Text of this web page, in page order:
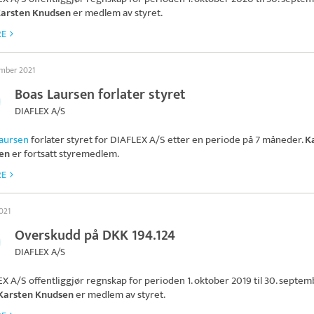
Knudsener medlem av styret.
2021
Boas Laursen forlater styret
DIAFLEX A/S
forlater styret forDIAFLEX A/Setter en periode på 7 måneder.
er fortsatt styremedlem.
Overskudd på DKK 194.124
DIAFLEX A/S
A/Soffentliggjør regnskap for perioden 1. oktober 2019 til 30.
Knudsener medlem av styret.